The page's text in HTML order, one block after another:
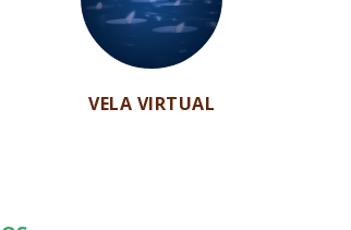
VELA VIRTUAL